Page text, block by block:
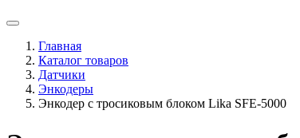
Главная
Каталог товаров
Датчики
Энкодеры
Энкодер с тросиковым блоком Lika SFE-5000